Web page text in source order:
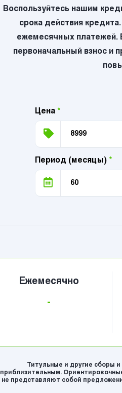
Воспользуйтесь нашим
срока действия
ежемесячных платежей.
первоначальный взнос и
Цена *
Период (месяцы) *
Ежемесячно
-
Титульные и другие сборы
приблизительным.
не представляют собой